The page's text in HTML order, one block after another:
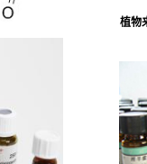
植物